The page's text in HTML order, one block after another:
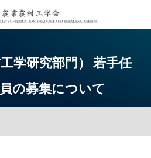
学研究部門） 若手任
の募集について